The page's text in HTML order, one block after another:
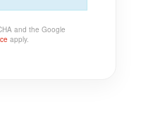
and the Google
apply.